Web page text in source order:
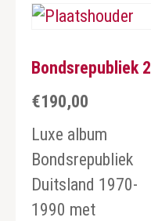
Bondsrepubliek 2
€190,00
Luxe album
Bondsrepubliek
Duitsland 1970-
1990 met